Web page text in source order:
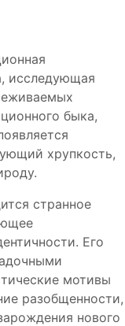
исследующая
быка,
хрупкость,
странное
Его
мотивы
разобщенности,
нового